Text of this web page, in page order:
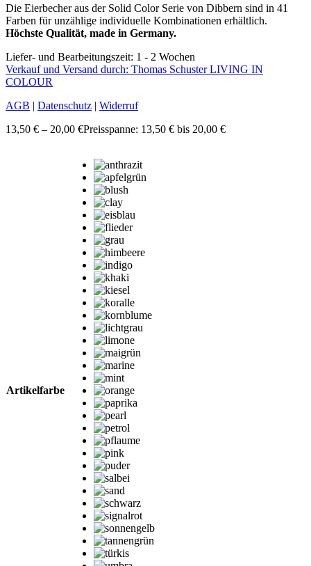
Die Eierbecher aus der Solid Color Serie von Dibbern sind in 41
Farben für unzählige individuelle Kombinationen erhältlich.
Höchste Qualität, made in Germany.
Liefer- und Bearbeitungszeit: 1 - 2 Wochen
Verkauf und Versand durch: Thomas Schuster LIVING IN
COLOUR
AGB | Datenschutz | Widerruf
13,50 € – 20,00 €Preisspanne: 13,50 € bis 20,00 €
Artikelfarbe